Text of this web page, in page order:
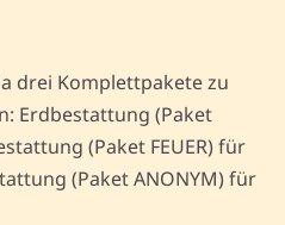
drei Komplettpakete zu
Erdbestattung (Paket
(Paket FEUER) für
(Paket ANONYM) für